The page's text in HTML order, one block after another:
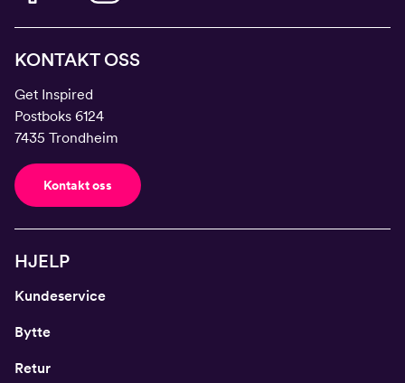
KONTAKT OSS
Get Inspired
Postboks 6124
7435 Trondheim
Kontakt oss
HJELP
Kundeservice
Bytte
Retur